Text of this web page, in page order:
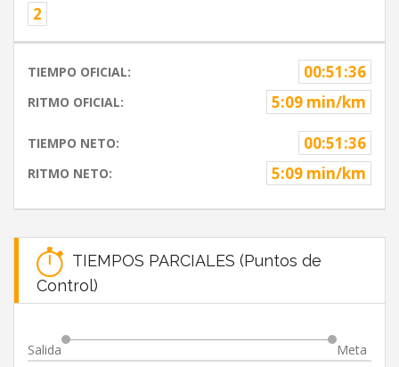
2
TIEMPO OFICIAL: 00:51:36
RITMO OFICIAL: 5:09 min/km
TIEMPO NETO: 00:51:36
RITMO NETO: 5:09 min/km
TIEMPOS PARCIALES (Puntos de
Control)
Salida Meta